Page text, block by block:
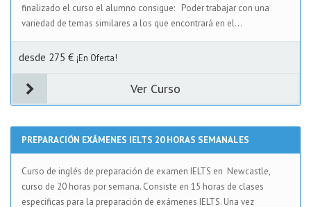
finalizado el curso el alumno consigue: Poder trabajar con una
variedad de temas similares a los que encontrará en el...
desde 275 € ¡En Oferta!
Ver Curso
PREPARACIÓN EXÁMENES IELTS 20 HORAS SEMANALES
Curso de inglés de preparación de examen IELTS en Newcastle,
curso de 20 horas por semana. Consiste en 15 horas de clases
especificas para la preparación de exámenes IELTS. Una vez